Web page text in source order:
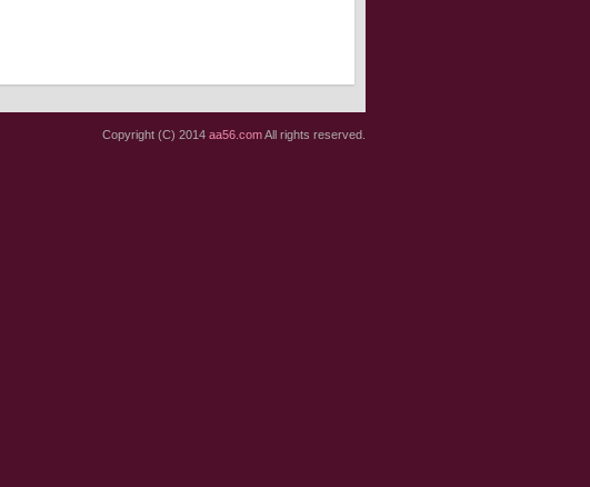
Copyright (C) 2014 aa56.comAll rights reserved.